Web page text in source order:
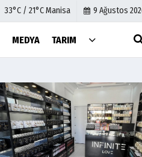
33°C / 21°C Manisa 9 Ağustos
MEDYA TARIM
İletişim
Çerez
Gizlilik